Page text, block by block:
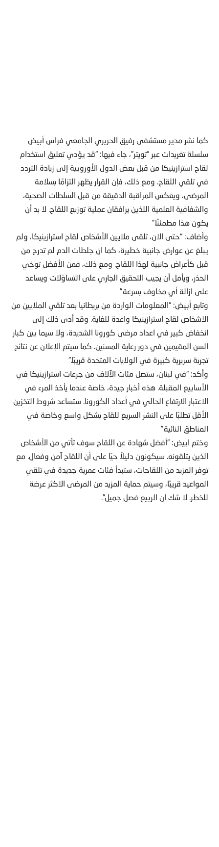
كما نشر مدير مستشفى رفيق الحريري الجامعي فراس أبيض
سلسلة تغريدات عبر “تويتر”، جاء فيها: “قد يؤدي تعليق استخدام
لقاح استرازينيكا من قبل بعض الدول الأوروبية إلى زيادة التردد
في تلقي اللقاح. ومع ذلك، فإن القرار يظهر التزامًا بسلامة
المرضى، ويعكس المراقبة الدقيقة من قبل السلطات الصحية،
والشفافية العلمية اللذين يرافقان عملية توزيع اللقاح. لا بد أن
يكون هذا مطمئنًا.”
وأضاف: “حتى الان، تلقى ملايين الأشخاص لقاح استرازينيكا، ولم
يبلغ عن عوارض جانبية خطيرة، كما ان جلطات الدم لم تدرج من
قبل كأعراض جانبية لهذا اللقاح. ومع ذلك، فمن الأفضل توخي
الحذر، ويأمل أن يجيب التحقيق الجاري على التساؤلات ويساعد
على ازالة أي مخاوف بسرعة.”
وتابع أبيض: “المعلومات الواردة من بريطانيا بعد تلقي الملايين من
الاشخاص لقاح استرازينيكا واعدة للغاية. وقد أدى ذلك إلى
انخفاض كبير في اعداد مرضى كورونا الشديدة، ولا سيما بين كبار
السن المقيمين في دور رعاية المسنين. كما سيتم الإعلان عن نتائج
تجربة سريرية كبيرة في الولايات المتحدة قريبًا.”
وأكد: “في لبنان، ستصل مئات الآلاف من جرعات استرازينيكا في
الأسابيع المقبلة. هذه أخبار جيدة، خاصة عندما يأخذ المرء في
الاعتبار الارتفاع الحالي في أعداد الكورونا. ستساعد شروط التخزين
الأقل تطلبًا على النشر السريع للقاح بشكل واسع وخاصة في
المناطق النائية.”
وختم ابيض: “أفضل شهادة عن اللقاح سوف تأتي من الأشخاص
الذين يتلقونه. سيكونون دليلاً حيًا على أن اللقاح آمن وفعال. مع
توفر المزيد من اللقاحات، ستبدأ فئات عمرية جديدة في تلقي
المواعيد قريبًا، وسيتم حماية المزيد من المرضى الاكثر عرضة
للخطر. لا شك ان الربيع فصل جميل”.